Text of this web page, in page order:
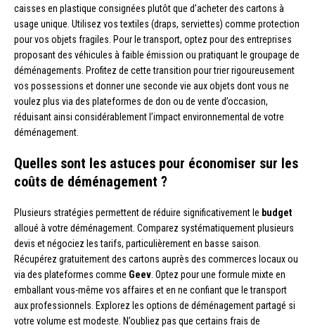
caisses en plastique consignées plutôt que d’acheter des cartons à
usage unique. Utilisez vos textiles (draps, serviettes) comme protection
pour vos objets fragiles. Pour le transport, optez pour des entreprises
proposant des véhicules à faible émission ou pratiquant le groupage de
déménagements. Profitez de cette transition pour trier rigoureusement
vos possessions et donner une seconde vie aux objets dont vous ne
voulez plus via des plateformes de don ou de vente d’occasion,
réduisant ainsi considérablement l’impact environnemental de votre
déménagement.
Quelles sont les astuces pour économiser sur les
coûts de déménagement ?
Plusieurs stratégies permettent de réduire significativement le budget
alloué à votre déménagement. Comparez systématiquement plusieurs
devis et négociez les tarifs, particulièrement en basse saison.
Récupérez gratuitement des cartons auprès des commerces locaux ou
via des plateformes comme Geev. Optez pour une formule mixte en
emballant vous-même vos affaires et en ne confiant que le transport
aux professionnels. Explorez les options de déménagement partagé si
votre volume est modeste. N’oubliez pas que certains frais de